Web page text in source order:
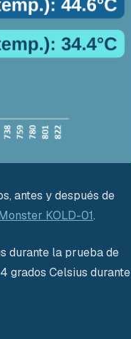
antes y después de
KOLD-01.
durante la prueba de
grados Celsius durante